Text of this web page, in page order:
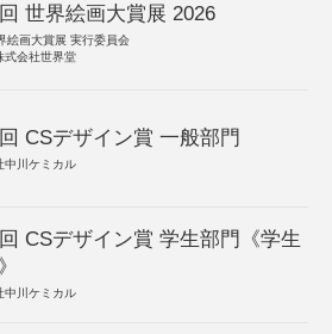
世界絵画大賞展 2026
絵画大賞展 実行委員会
式会社世界堂
CSデザイン賞 一般部門
中川ケミカル
CSデザイン賞 学生部門《学生
中川ケミカル